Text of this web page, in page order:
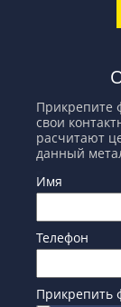
Прикрепите
свои
расчитают
данный
Имя
Телефон
Прикрепить